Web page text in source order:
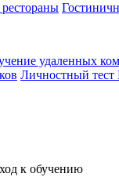
удаленных
Личностный тест
к обучению